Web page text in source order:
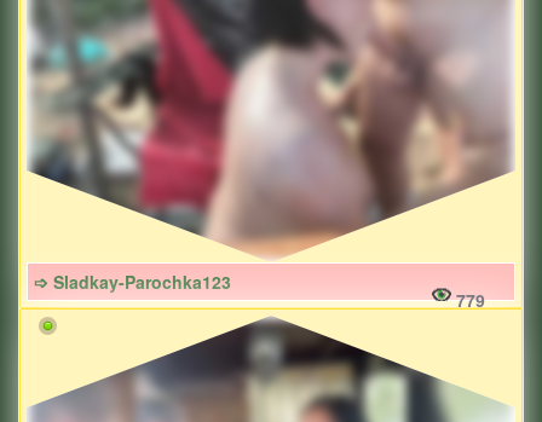
➩ Sladkay-Parochka123
779